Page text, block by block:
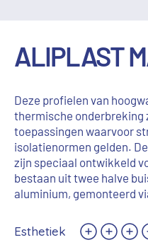
ALIPLAST
Deze profielen van
thermische onderbreking
toepassingen waarvoor
isolatienormen gelden.
zijn speciaal ontwikkeld
bestaan uit twee halve
aluminium, gemonteerd
Esthetiek